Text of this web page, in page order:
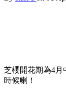
芝櫻開花期為4月
時候喇！